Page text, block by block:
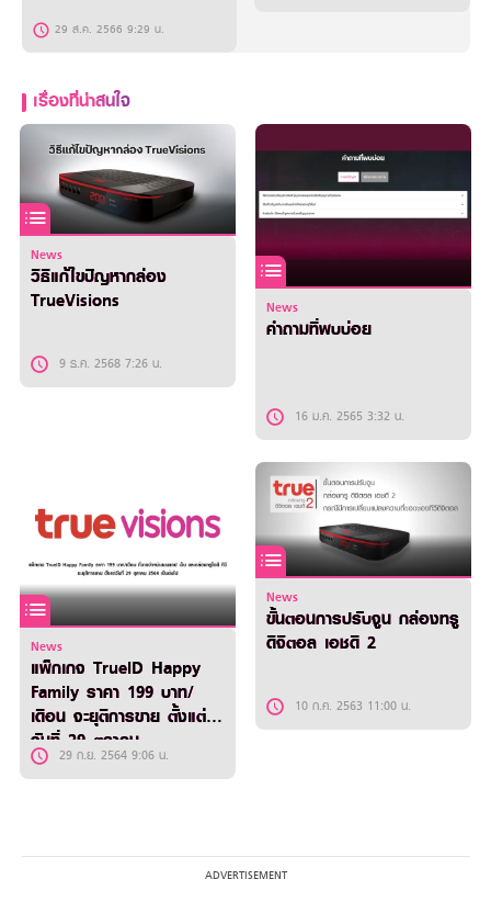
29 ส.ค. 2566 9:29 น.
เรื่องที่น่าสนใจ
News
วิธีแก้ไขปัญหากล่อง
TrueVisions
9 ธ.ค. 2568 7:26 น.
News
คำถามที่พบบ่อย
16 ม.ค. 2565 3:32 น.
News
แพ็กเกจ TrueID Happy
Family ราคา 199 บาท/
เดือน จะยุติการขาย ตั้งแต่
วันที่ 29 ตุลาคม
2564 เป็นต้นไป
29 ก.ย. 2564 9:06 น.
News
ขั้นตอนการปรับจูน กล่องทรู
ดิจิตอล เอชดี 2
10 ก.ค. 2563 11:00 น.